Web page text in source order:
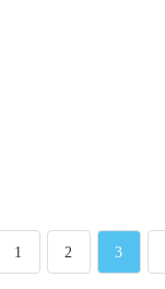
ペ
1 ペ
2 ペ
3